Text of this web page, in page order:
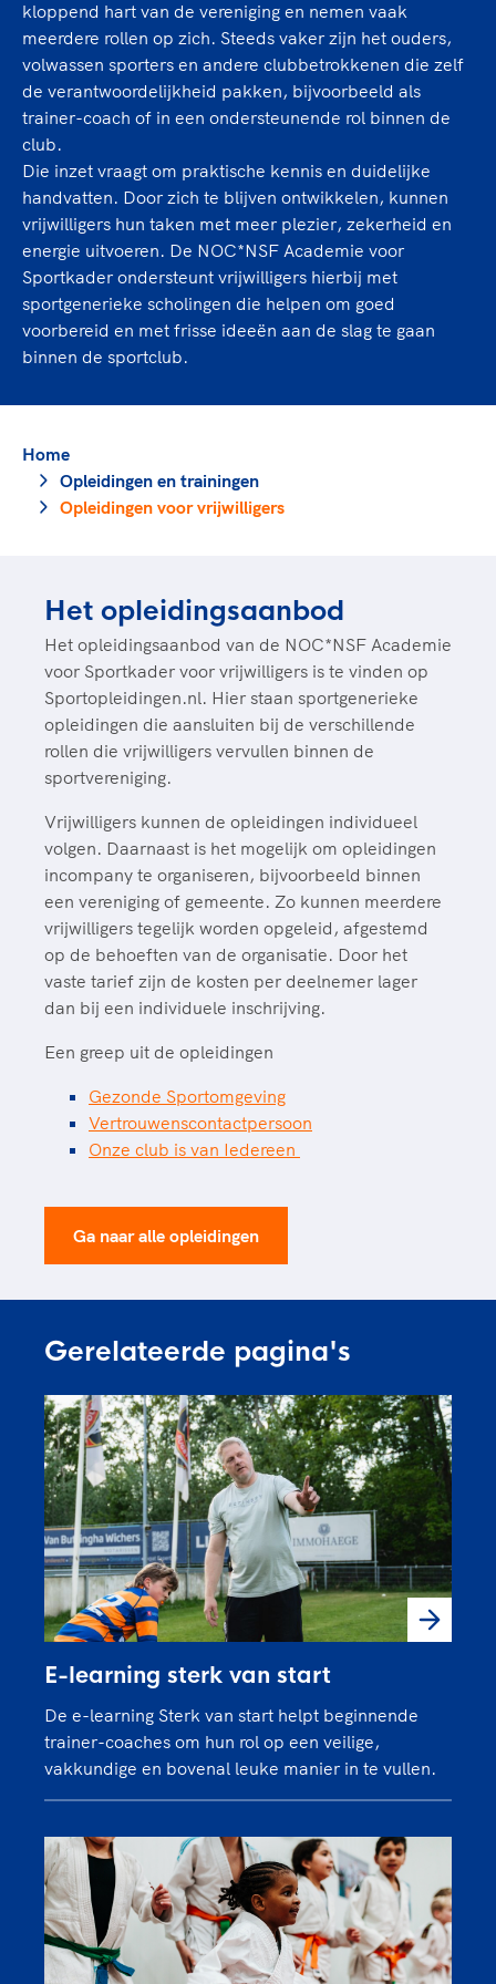
Sportonderzoek
Sportakkoord II
Game Changer
TeamNL kids
Olympische geschiedenis
Nieuwspagina
Columns
Sport verenigt. Op sportclubs, pleintjes, tijdens
Groot en het Nederlands Elftal. Of met trots te
genieten van de karatewedstrijd van je dochter,
de halve marathon van je moeder of de
hockeywedstrijd van je buurjongen.
Lees verder
Veilige en integere sport
Diversiteit en inclusie
Gezonde sportomgeving
Duurzaamheid
Bekwaam sportkader
Vitale clubs en bestuurlijk kader
Sportmatch
Clubacties
Handboek Wet- en Regelgeving
Opleidingen en trainingen
Ruimte voor sport
Clubondersteuning
Samen voor een veilige
sportomgeving
Voor welk gedrag staat de club? Wat mag wel
langs de lijn, in de kleedkamer, kantine en online?
En wat mag vooral niet? Een gedragscode geeft
hier richting aan en is dus een belangrijk
onderdeel van het clubbeleid rondom gewenst en
ongewenst gedrag.
TeamNL Academie Kalender
Kennisaanbod TeamNL Experts
TeamNL Sport Science Centre
Olympische Spelen LA28
Paralympische Spelen LA28
Europese Spelen Istanbul 2027
Topsportbeleid
Topsportfinanciering
Maatschappelijke waarde topsport
De TeamNL Academie
binnen TeamNL programma's: experts, coaches,
bestuurders, (technisch) directeuren, managers en
toekomstig kader.
Lees verder
kloppend hart van de vereniging en nemen vaak
meerdere rollen op zich. Steeds vaker zijn het ouders,
volwassen sporters en andere clubbetrokkenen die zelf
de verantwoordelijkheid pakken, bijvoorbeeld als
trainer-coach of in een ondersteunende rol binnen de
club.
Die inzet vraagt om praktische kennis en duidelijke
handvatten. Door zich te blijven ontwikkelen, kunnen
vrijwilligers hun taken met meer plezier, zekerheid en
energie uitvoeren. De NOC*NSF Academie voor
Sportkader ondersteunt vrijwilligers hierbij met
sportgenerieke scholingen die helpen om goed
voorbereid en met frisse ideeën aan de slag te gaan
binnen de sportclub.
Home
Opleidingen en trainingen
Opleidingen voor vrijwilligers
Het opleidingsaanbod
Het opleidingsaanbod van de NOC*NSF Academie
voor Sportkader voor vrijwilligers is te vinden op
Sportopleidingen.nl. Hier staan sportgenerieke
opleidingen die aansluiten bij de verschillende
rollen die vrijwilligers vervullen binnen de
sportvereniging.
Vrijwilligers kunnen de opleidingen individueel
volgen. Daarnaast is het mogelijk om opleidingen
incompany te organiseren, bijvoorbeeld binnen
een vereniging of gemeente. Zo kunnen meerdere
vrijwilligers tegelijk worden opgeleid, afgestemd
op de behoeften van de organisatie. Door het
vaste tarief zijn de kosten per deelnemer lager
dan bij een individuele inschrijving.
Een greep uit de opleidingen
Gezonde Sportomgeving
Vertrouwenscontactpersoon
Onze club is van Iedereen
Ga naar alle opleidingen
Gerelateerde pagina's
E-learning sterk van start
De e-learning Sterk van start helpt beginnende
trainer-coaches om hun rol op een veilige,
vakkundige en bovenal leuke manier in te vullen.